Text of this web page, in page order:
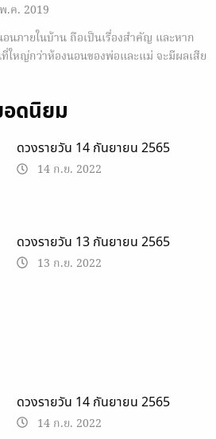
.ค. 2019
นภายในบ้าน ถือเป็นเรื่องสำคัญ และหาก
ใหญ่กว่าห้องนอนของพ่อและแม่ จะมีผลเสีย
ดนิยม
ดวงรายวัน 14 กันยายน 2565
14 ก.ย. 2022
ดวงรายวัน 13 กันยายน 2565
13 ก.ย. 2022
ดวงรายวัน 14 กันยายน 2565
14 ก.ย. 2022